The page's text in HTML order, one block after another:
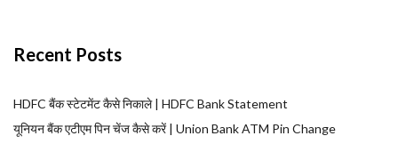
Recent Posts
HDFC बैंक स्टेटमेंट कैसे निकाले | HDFC Bank Statement
यूनियन बैंक एटीएम पिन चेंज कैसे करें | Union Bank ATM Pin Change